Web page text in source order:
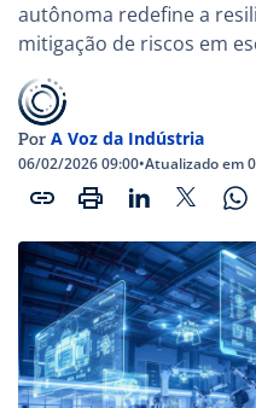
autônoma redefine a
mitigação de riscos em
Por A Voz da Indústria
06/02/2026 09:00•Atualizado em